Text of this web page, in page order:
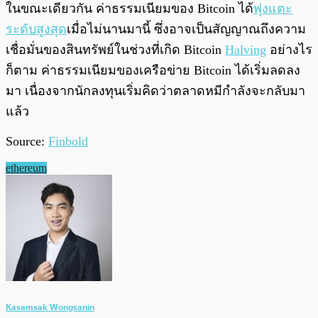
ในขณะเดียวกัน ค่าธรรมเนียมของ Bitcoin ได้พุ่งแตะ
ระดับสูงสุดเมื่อไม่นานมานี้ ซึ่งอาจเป็นสัญญาณถึงความ
เชื่อมั่นของสินทรัพย์ในช่วงที่เกิด Bitcoin Halving อย่างไร
ก็ตาม ค่าธรรมเนียมของเครือข่าย Bitcoin ได้เริ่มลดลง
มา เนื่องจากนักลงทุนเริ่มคิดว่าตลาดหมีกำลังจะกลับมา
แล้ว
Source: Finbold
ethereum
Kasamsak Wongsanin